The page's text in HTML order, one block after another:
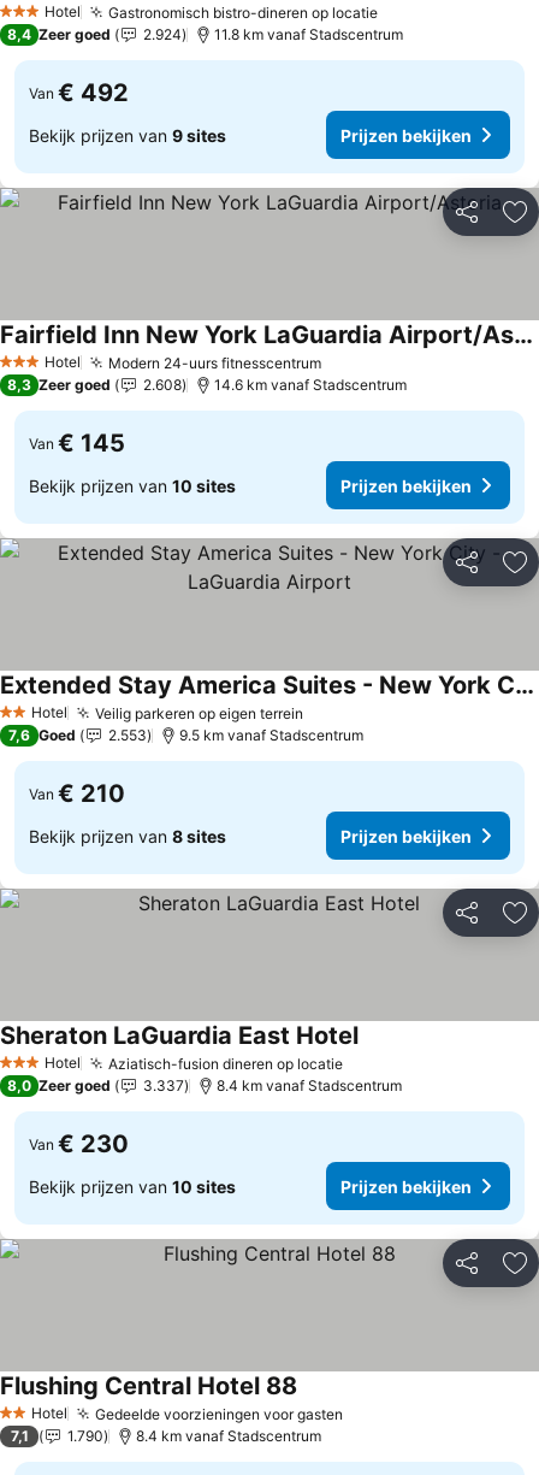
3 SterrenHotel Gastronomisch bistro-dineren op locatiePrijzen bekijken
8,4 Zeer goed 2.924 11.8 km vanaf Stadscentrum
Van € 492
Bekijk prijzen van 9 sites Prijzen bekijken
Delen
3 SterrenHotel Modern 24-uurs fitnesscentrumPrijzen bekijken
Fairfield Inn New York LaGuardia Airport/Astoria
Prijzen bekijken
8,3 Zeer goed 2.608 14.6 km vanaf Stadscentrum
Van € 145
Bekijk prijzen van 10 sites Prijzen bekijken
Delen
2 Sterren
Hotel Veilig parkeren op eigen terrein
Extended Stay America Suites - New York City - LaGuardia Airport
Prijzen bekijken
7,6 Goed 2.553 9.5 km vanaf Stadscentrum
Van € 210
Bekijk prijzen van 8 sites Prijzen bekijken
Delen
3 SterrenHotel Aziatisch-fusion dineren op locatiePrijzen bekijken
Sheraton LaGuardia East HotelPrijzen bekijken
8,0 Zeer goed 3.337 8.4 km vanaf Stadscentrum
Van € 230
Bekijk prijzen van 10 sites Prijzen bekijken
Delen
2 Sterren
Hotel Gedeelde voorzieningen voor gasten
Flushing Central Hotel 88
7,1 1.790 8.4 km vanaf Stadscentrum